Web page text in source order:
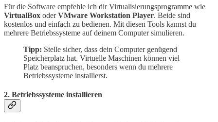
Für die Software empfehle ich dir Virtualisierungsprogramme wie
VirtualBox oderVMware Workstation Player. Beide sind
kostenlos und einfach zu bedienen. Mit diesen Tools kannst du
mehrere Betriebssysteme auf deinem Computer simulieren.
Tipp: Stelle sicher, dass dein Computer genügend
Speicherplatz hat. Virtuelle Maschinen können viel
Platz beanspruchen, besonders wenn du mehrere
Betriebssysteme installierst.
2. Betriebssysteme installieren